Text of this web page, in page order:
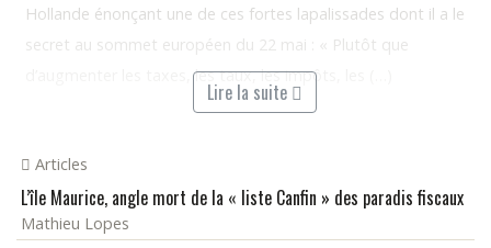
Hollande énonçant une de ces fortes lapalissades dont il a le
secret au sommet européen du 22 mai : « Plutôt que
d’augmenter les taxes, les taux, les impôts, les (…)
Lire la suite
Articles
L’île Maurice, angle mort de la « liste Canfin » des paradis fiscaux
Mathieu Lopes